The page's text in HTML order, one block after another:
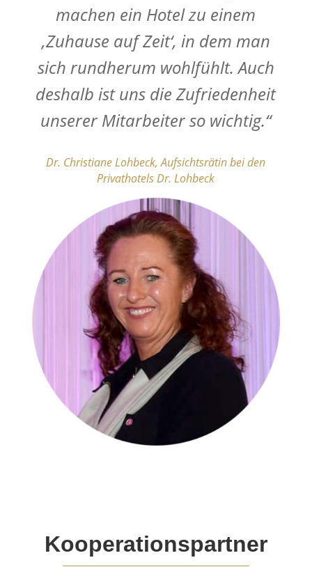
machen ein Hotel zu einem
,Zuhause auf Zeit‘, in dem man
sich rundherum wohlfühlt. Auch
deshalb ist uns die Zufriedenheit
unserer Mitarbeiter so wichtig.“
Dr. Christiane Lohbeck, Aufsichtsrätin bei den
Privathotels Dr. Lohbeck
Kooperationspartner